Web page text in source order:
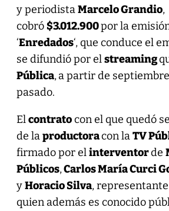
y periodistaMarcelo Grandio,
cobró$3.012.900por la
‘Enredados‘, que conduce el
se difundió por elstreaming
Pública, a partir de
pasado.
Elcontratocon el que quedó
de laproductoracon laTV
firmado por elinterventorde
Públicos,Carlos María Curci
yHoracio Silva,
quien además es conocido